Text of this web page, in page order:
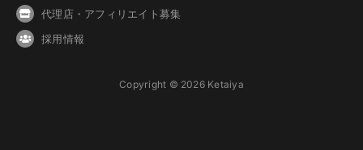
代理店・アフィリエイト募集
採用情報
Copyright © 2026 Ketaiya